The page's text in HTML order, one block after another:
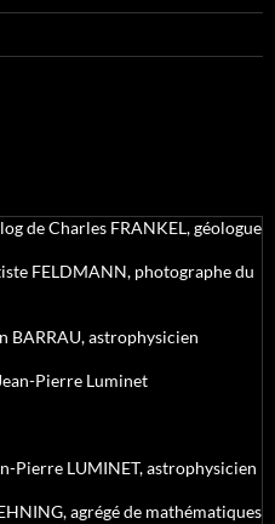
de Charles FRANKEL, géologue
FELDMANN, photographe du
BARRAU, astrophysicien
Pierre Luminet
Pierre LUMINET, astrophysicien
agrégé de mathématiques